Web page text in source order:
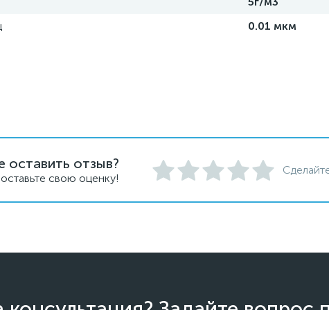
0.01 мкм
оставить отзыв?
свою оценку!